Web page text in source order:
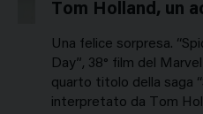
Tom Holland, un
Una felice sorpresa.
Day”, 38° film del
quarto titolo della saga
interpretato da Tom